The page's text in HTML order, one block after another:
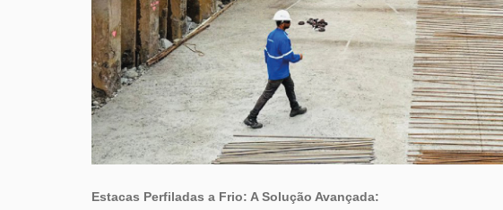
Estacas Perfiladas a Frio: A Solução Avançada: